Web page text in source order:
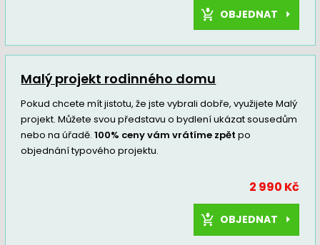
OBJEDNAT
Malý projekt rodinného domu
Pokud chcete mít jistotu, že jste vybrali dobře, využijete Malý
projekt. Můžete svou představu o bydlení ukázat sousedům
nebo na úřadě.100% ceny vám vrátíme zpět po
objednání typového projektu.
2 990 Kč
OBJEDNAT